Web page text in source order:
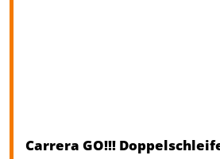
Carrera GO!!!